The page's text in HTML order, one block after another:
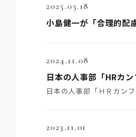
2025.03.18
小島健一が「合理的配
2024.11.08
日本の人事部「HRカ
日本の人事部「ＨＲカン
2023.11.01